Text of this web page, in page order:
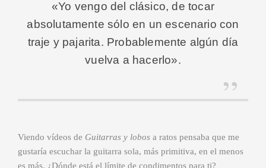
«Yo vengo del clásico, de tocar
absolutamente sólo en un escenario con
traje y pajarita. Probablemente algún día
vuelva a hacerlo».
Viendo vídeos de Guitarras y lobos a ratos pensaba que me
gustaría escuchar la guitarra sola, más primitiva, en el menos
es más. ¿Dónde está el límite de condimentos para ti?